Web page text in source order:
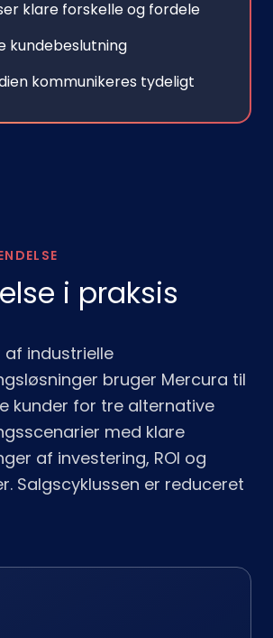
klare forskelle og fordele
kundebeslutning
kommunikeres tydeligt
i praksis
af industrielle
bruger Mercura til
kunder for tre alternative
med klare
af investering, ROI og
Salgscyklussen er reduceret